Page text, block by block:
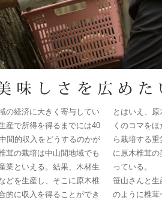
の経済に大きく寄与してい
産で所得を得るまでには40
間的収入をどうするのかが
茸の栽培は中山間地域でも
業といえる。結果、木材生
どを生産し、そこに原木椎
的に収入を得ることができ
とはいえ、
くのコマを
ら栽培する
に原木椎茸
っている。
笹山さんと生
のように椎茸